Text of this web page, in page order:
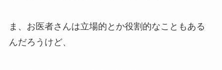
ま、お医者さんは立場的とか役割的なこともある
んだろうけど、